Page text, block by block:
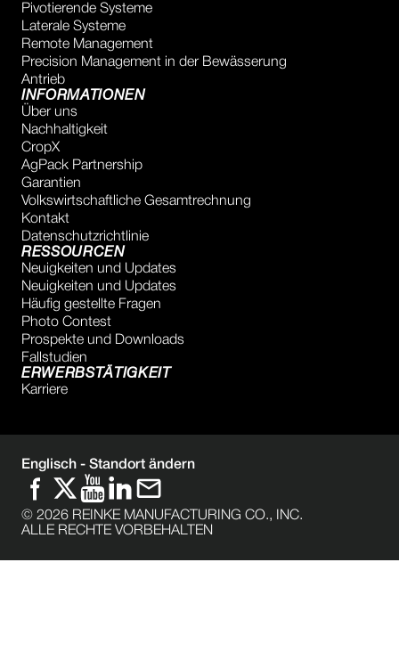
Pivotierende Systeme
Laterale Systeme
Remote Management
Precision Management in der Bewässerung
Antrieb
INFORMATIONEN
Über uns
Nachhaltigkeit
CropX
AgPack Partnership
Garantien
Volkswirtschaftliche Gesamtrechnung
Kontakt
Datenschutzrichtlinie
RESSOURCEN
Neuigkeiten und Updates
Neuigkeiten und Updates
Häufig gestellte Fragen
Photo Contest
Prospekte und Downloads
Fallstudien
ERWERBSTÄTIGKEIT
Karriere
© 2026 REINKE MANUFACTURING CO., INC.
ALLE RECHTE VORBEHALTEN
Englisch - Standort ändern